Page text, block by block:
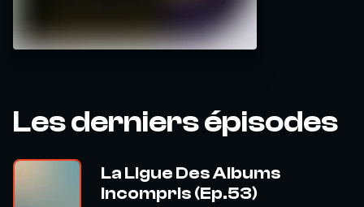
Les derniers épisodes
La Ligue Des Albums
Incompris (Ep.53)